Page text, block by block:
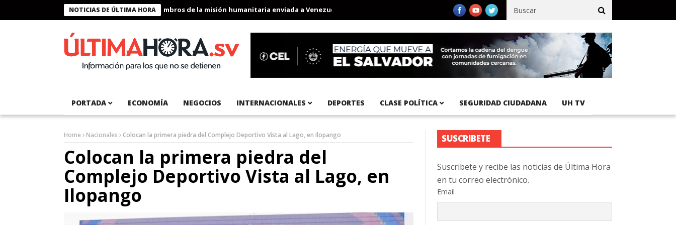
NOTICIAS DE ÚLTIMA HORA
Presidente Bukele condecora a miembros de la misión humanitaria enviada a Venezuela Aeropuerto Internacional del Pacífico registra 92 % de avance en obras de terracería
PORTADA ECONOMÍA NEGOCIOS INTERNACIONALES DEPORTES CLASE POLÍTICA SEGURIDAD CIUDADANA UH TV
Home Nacionales Colocan la primera piedra del Complejo Deportivo Vista al Lago, en Ilopango
Colocan la primera piedra del
Complejo Deportivo Vista al Lago, en
Ilopango
SUSCRIBETE
Suscribete y recibe las noticias de Última Hora
en tu correo electrónico.
Email